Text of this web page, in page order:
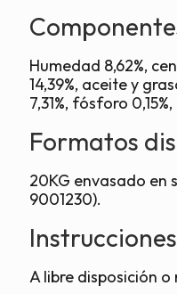
Humedad 8,62%,
14,39%, aceite y
7,31%, fósforo
Formatos
20KG envasado en
9001230).
A libre disposición